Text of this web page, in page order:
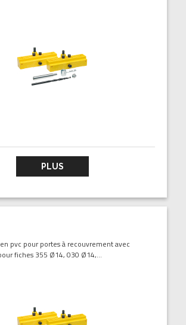
PLUS
pvc pour portes à recouvrement avec
fiches 355 Ø14, 030 Ø14,...